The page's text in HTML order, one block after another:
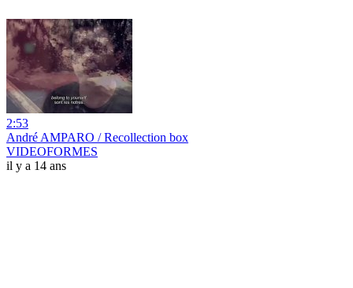
2:53
André AMPARO / Recollection box
VIDEOFORMES
il y a 14 ans